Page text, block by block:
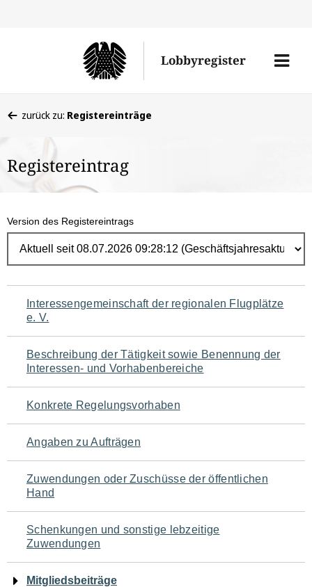
Lobbyregister
Menü
befinden
hier:
zurück zu: Registereinträge
Registereintrag
Version des Registereintrags
Navigation
für
den
Seiteninhalt
Interessengemeinschaft der regionalen Flugplätze
e. V.
Beschreibung der Tätigkeit sowie Benennung der
Interessen- und Vorhabenbereiche
Konkrete Regelungsvorhaben
Angaben zu Aufträgen
Zuwendungen oder Zuschüsse der öffentlichen
Hand
Schenkungen und sonstige lebzeitige
Zuwendungen
Mitgliedsbeiträge